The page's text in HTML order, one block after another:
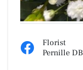
Florist
Pernille DB